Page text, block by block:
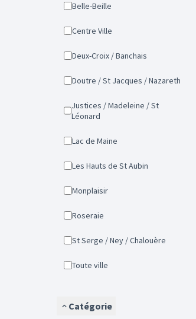
Belle-Beille
Centre Ville
Deux-Croix / Banchais
Doutre / St Jacques / Nazareth
Justices / Madeleine / St
Léonard
Lac de Maine
Les Hauts de St Aubin
Monplaisir
Roseraie
St Serge / Ney / Chalouère
Toute ville
Catégorie